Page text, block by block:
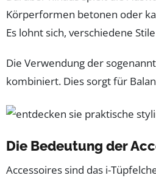
Körperformen betonen oder
Es lohnt sich, verschiedene
Die Verwendung der
kombiniert. Dies sorgt für
Die Bedeutung der
Accessoires sind das i-